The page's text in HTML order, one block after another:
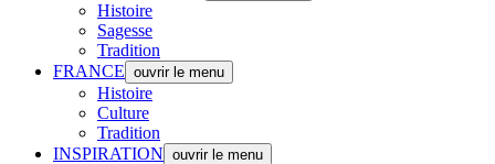
Histoire
Sagesse
Tradition
FRANCE ouvrir le menu
Histoire
Culture
Tradition
INSPIRATION ouvrir le menu